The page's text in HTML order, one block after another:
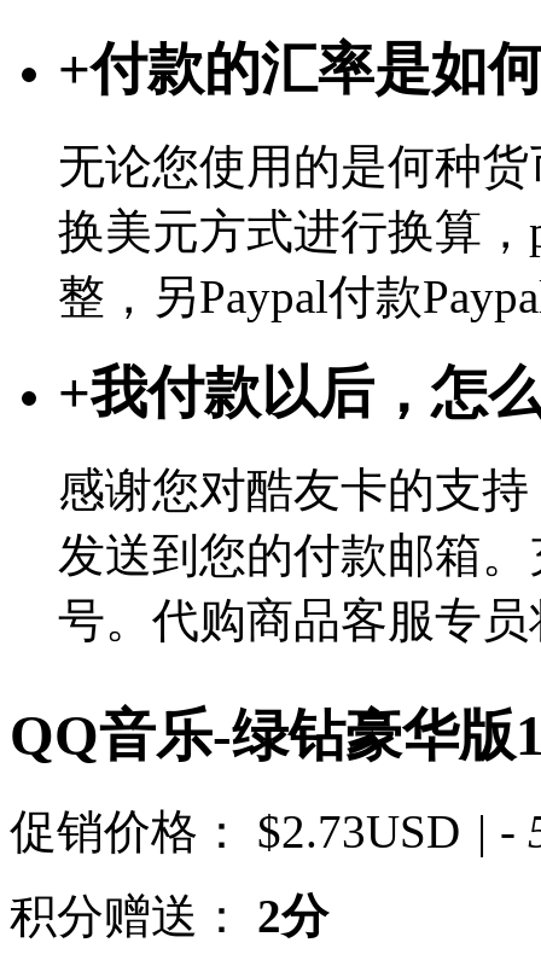
+付款的汇率是如
无论您使用的是何种
换美元方式进行换算
整，另Paypal付款
+我付款以后，怎
感谢您对酷友卡的支
发送到您的付款邮箱
号。代购商品客服专
QQ音乐-绿钻豪华版
促销价格： $2.73USD | -
积分赠送：
2分